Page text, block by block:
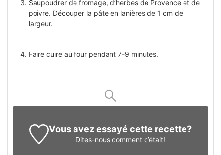
Saupoudrer de fromage, d’herbes de Provence et de
poivre. Découper la pâte en lanières de 1 cm de
largeur.
Faire cuire au four pendant 7-9 minutes.
Vous avez essayé cette recette?
Dites-nous comment c’était!